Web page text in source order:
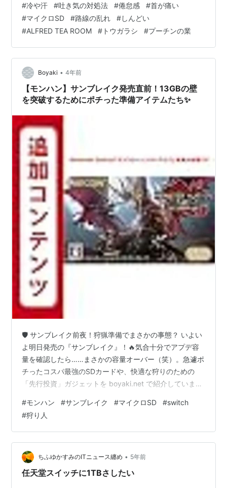
る。 それは小さいときからの船酔い体験で知ってて、絶
対吐くとなったらやります🤮 そのあと体中の倦怠感と脱
力に一日中見舞われると解っていても 食べられる方がい
いから。 自律神経以外では首が痛い(>_<)これは肩凝りで
炎症起こしたところ、 一度炎症になると再発しやすい体
質によりま…
#冷や汗 #吐き気の対処法 #倦怠感 #首が痛い
#マイクロSD #路線の乱れ #しんどい
#ALFRED TEA ROOM # トウガラシ #プーチンの業
Boyaki • 4年前
【モンハン】サンブレイク発売直前！13GBの壁
を突破するためにポチった準備アイテムたち✨
🛡️ サンブレイク前夜！狩猟準備でまさかの事態？ いよい
よ明日発売の『サンブレイク』！🔥気合十分でアプデ容
量を確認したら……まさかの容量オーバー（笑）。急遽ポ
チったコスパ最強のSDカードや、快適な狩りのための
「先行投資」ガジェットを boyaki.net で紹介していま
った安心のSDカード KIOXIA microSDカード
64GB（Switch動作確認済） #モンハン #サンブレイク
#Switch #ランス #積立MASA
#モンハン #サンブレイク #マイクロSD #switch
#狩り人
ちふゆかすみのITニュース纏め • 5年前
任天堂スイッチに1TBさしたい